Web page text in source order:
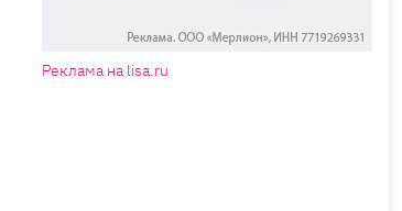
Реклама на lisa.ru